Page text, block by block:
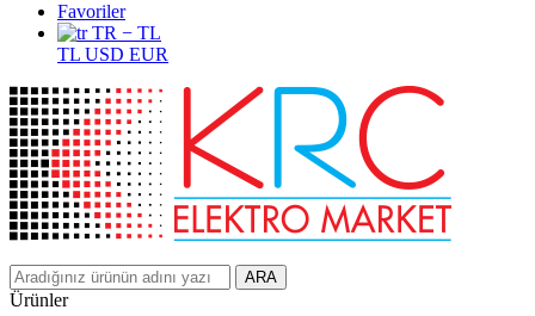
Favoriler
TR − TL
TL USD EUR
ARA
Ürünler